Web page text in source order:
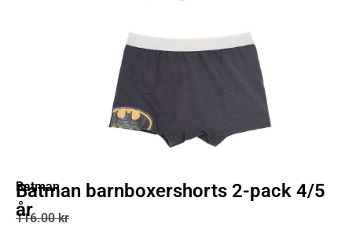
Batman
Batman barnboxershorts 2-pack 4/5
år
116.00kr